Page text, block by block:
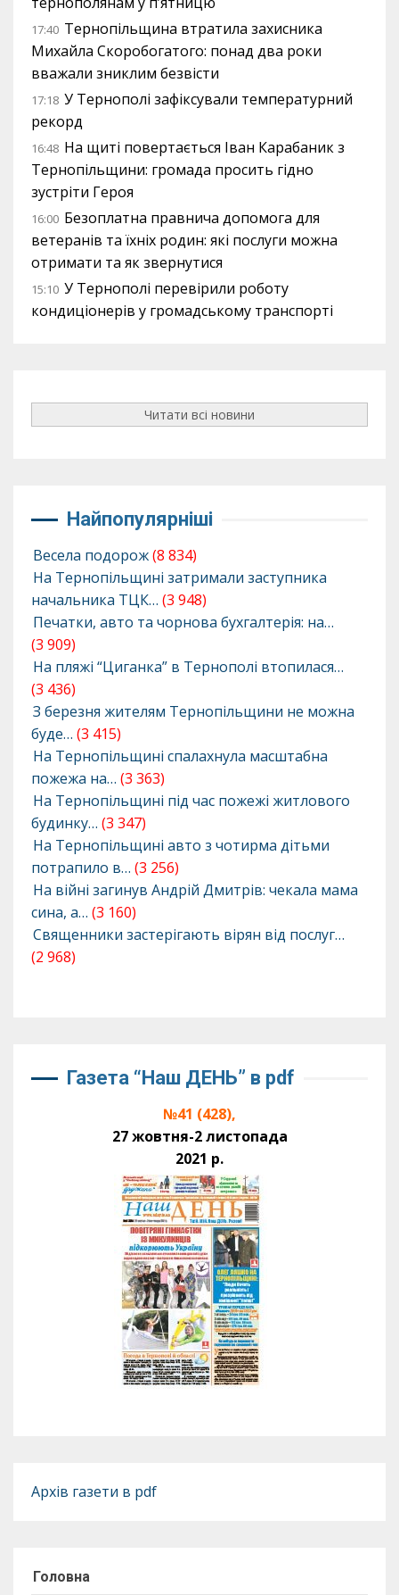
17:40 Тернопільщина втратила захисника
Михайла Скоробогатого: понад два роки
вважали зниклим безвісти
17:18 У Тернополі зафіксували температурний
рекорд
16:48 На щиті повертається Іван Карабаник з
Тернопільщини: громада просить гідно
зустріти Героя
16:00 Безоплатна правнича допомога для
ветеранів та їхніх родин: які послуги можна
отримати та як звернутися
15:10 У Тернополі перевірили роботу
кондиціонерів у громадському транспорті
Читати всі новини
Найпопулярніші
Весела подорож(8 834)
На Тернопільщині затримали заступника
начальника ТЦК… (3 948)
Печатки, авто та чорнова бухгалтерія: на…
(3 909)
На пляжі “Циганка” в Тернополі втопилася…
(3 436)
З березня жителям Тернопільщини не можна
буде… (3 415)
На Тернопільщині спалахнула масштабна
пожежа на… (3 363)
На Тернопільщині під час пожежі житлового
будинку… (3 347)
На Тернопільщині авто з чотирма дітьми
потрапило в… (3 256)
На війні загинув Андрій Дмитрів: чекала мама
сина, а… (3 160)
Священники застерігають вірян від послуг…
(2 968)
Газета “Наш ДЕНЬ” в pdf
№41 (428),
27 жовтня-2 листопада
2021 р.
Архів газети в pdf
Головна